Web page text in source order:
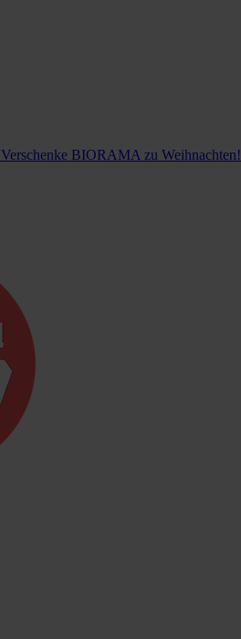
Verschenke BIORAMA zu Weihnachten!